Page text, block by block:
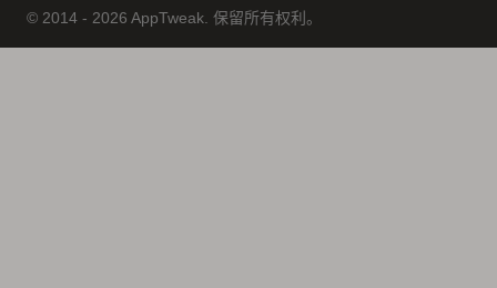
© 2014 - 2026 AppTweak. 保留所有权利。